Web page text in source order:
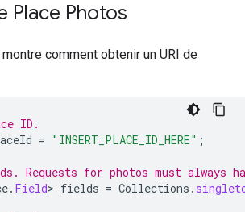
Place Photos
comment obtenir un URI de
ID.
= "INSERT_PLACE_ID_HERE" ;
for photos must always
. Field> fields = Collections .